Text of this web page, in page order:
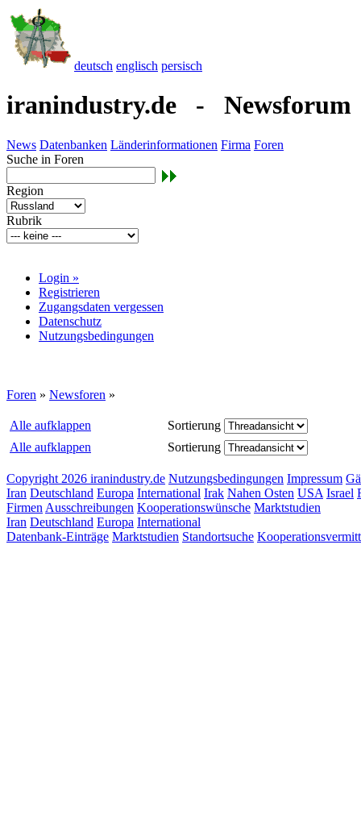
deutsch englisch persisch
iranindustry.de - Newsforum
News Datenbanken Länderinformationen Firma Foren
Suche in Foren
Region
Rubrik
Login »
Registrieren
Zugangsdaten vergessen
Datenschutz
Nutzungsbedingungen
Foren » Newsforen »
Alle aufklappen
Sortierung
Alle aufklappen
Sortierung
Copyright 2026 iranindustry.de Nutzungsbedingungen Impressum
Iran Deutschland Europa International Irak Nahen Osten USA Israel
FirmenAusschreibungen Kooperationswünsche Marktstudien
Iran Deutschland Europa International
Datenbank-Einträge Marktstudien Standortsuche